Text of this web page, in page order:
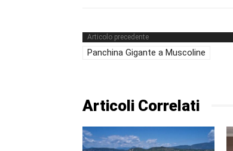
Articolo precedente
Panchina Gigante a Muscoline
Articoli Correlati